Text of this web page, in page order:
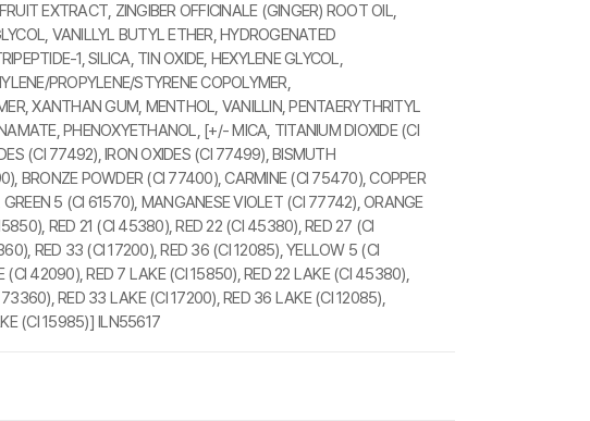
EXTRACT, ZINGIBER OFFICINALE (GINGER) ROOT OIL,
VANILLYL BUTYL ETHER, HYDROGENATED
1, SILICA, TIN OXIDE, HEXYLENE GLYCOL,
PROPYLENE/STYRENE COPOLYMER,
XANTHAN GUM, MENTHOL, VANILLIN, PENTAERYTHRITYL
PHENOXYETHANOL, [+/- MICA, TITANIUM DIOXIDE (CI
(CI 77492), IRON OXIDES (CI 77499), BISMUTH
BRONZE POWDER (CI 77400), CARMINE (CI 75470), COPPER
5 (CI 61570), MANGANESE VIOLET (CI 77742), ORANGE
RED 21 (CI 45380), RED 22 (CI 45380), RED 27 (CI
RED 33 (CI 17200), RED 36 (CI 12085), YELLOW 5 (CI
(CI 42090), RED 7 LAKE (CI 15850), RED 22 LAKE (CI 45380),
RED 33 LAKE (CI 17200), RED 36 LAKE (CI 12085),
(CI 15985)] ILN55617